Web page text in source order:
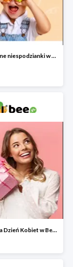
Wielkanocne niespodzianki w Bee do -40%
Prezenty na Dzień Kobiet w Bee do -55%